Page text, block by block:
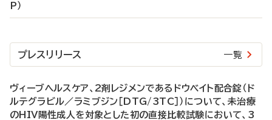
P）
プレスリリース 一覧
ヴィーブヘルスケア、2剤レジメンであるドウベイト配合錠（ド
ルテグラビル／ラミブジン［DTG/3TC］）について、未治療
のHIV陽性成人を対象とした初の直接比較試験において、3